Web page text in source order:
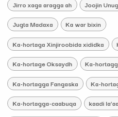
Jirro xaga aragga ah Joojin
Jugta Madaxa Ka war bixin
Ka-hortaga Xinjiroobida xididka
Ka-hortage Oksaydh Ka-
Ka-hortagga Fangaska Ka-
Ka-hortagga-caabuqa kaadi